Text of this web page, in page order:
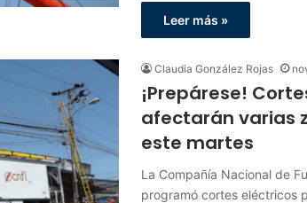
Leer más »
Claudia González Rojas
¡Prepárese!
afectarán varias
este martes
La Compañía Nacional de
programó cortes eléctricos